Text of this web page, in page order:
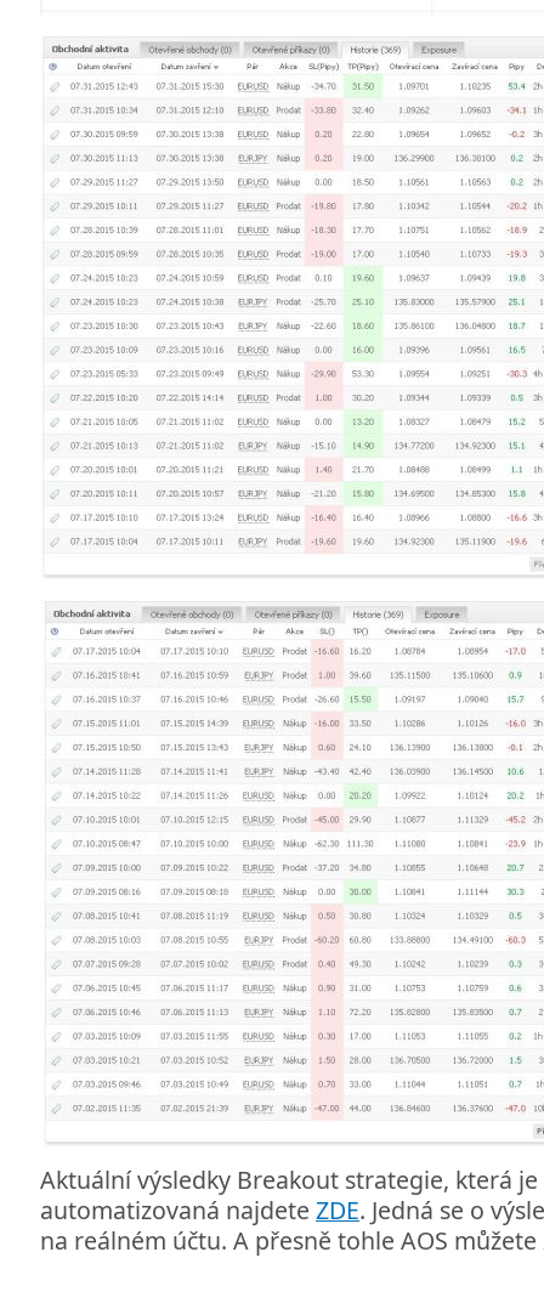
Aktuální výsledky Breakout strategie, která
automatizovaná najdete ZDE. Jedná se o
na reálném účtu. A přesně tohle AOS